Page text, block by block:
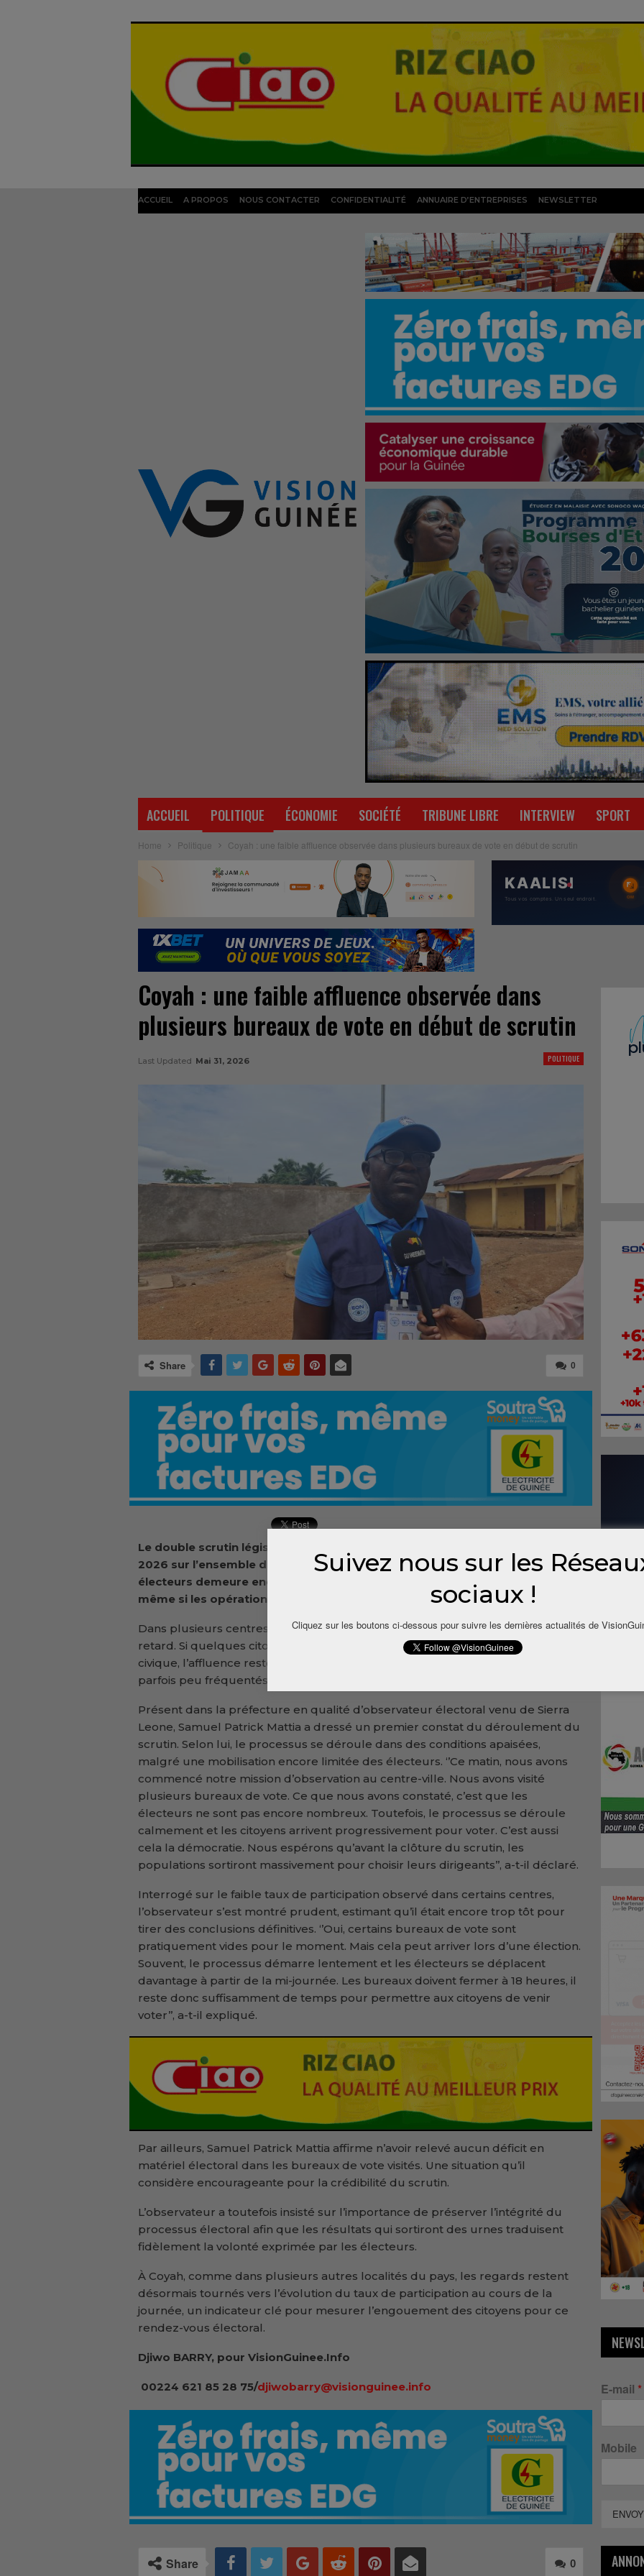
ACCUEIL A PROPOS NOUS CONTACTER CONFIDENTIALITÉ ANNUAIRE D’ENTREPRISES NEWSLETTER
ACCUEIL POLITIQUE ÉCONOMIE SOCIÉTÉ TRIBUNE LIBRE INTERVIEW SPORT
Home Politique Coyah : une faible affluence observée dans plusieurs bureaux de vote en début de scrutin
Coyah : une faible affluence observée dans
plusieurs bureaux de vote en début de scrutin
POLITIQUE
Last Updated Mai 31, 2026
0
Share
Le double scrutin législatif et communal a démarré ce dimanche 31 mai
2026 sur l’ensemble du territoire national. À Coyah, la participation des
électeurs demeure encore timide en cette première partie de journée,
même si les opérations de vote se déroulent globalement dans le calme.
Dans plusieurs centres visités, les bureaux de vote ont ouvert avec un léger
retard. Si quelques citoyens se sont déjà présentés pour accomplir leur devoir
civique, l’affluence reste faible par endroits, laissant apparaître des bureaux
parfois peu fréquentés.
Présent dans la préfecture en qualité d’observateur électoral venu de Sierra
Leone, Samuel Patrick Mattia a dressé un premier constat du déroulement du
scrutin. Selon lui, le processus se déroule dans des conditions apaisées,
malgré une mobilisation encore limitée des électeurs. ‘’Ce matin, nous avons
commencé notre mission d’observation au centre-ville. Nous avons visité
plusieurs bureaux de vote. Ce que nous avons constaté, c’est que les
électeurs ne sont pas encore nombreux. Toutefois, le processus se déroule
calmement et les citoyens arrivent progressivement pour voter. C’est aussi
cela la démocratie. Nous espérons qu’avant la clôture du scrutin, les
populations sortiront massivement pour choisir leurs dirigeants’’, a-t-il déclaré.
Interrogé sur le faible taux de participation observé dans certains centres,
l’observateur s’est montré prudent, estimant qu’il était encore trop tôt pour
tirer des conclusions définitives. ‘’Oui, certains bureaux de vote sont
pratiquement vides pour le moment. Mais cela peut arriver lors d’une élection.
Souvent, le processus démarre lentement et les électeurs se déplacent
davantage à partir de la mi-journée. Les bureaux doivent fermer à 18 heures, il
reste donc suffisamment de temps pour permettre aux citoyens de venir
voter’’, a-t-il expliqué.
Par ailleurs, Samuel Patrick Mattia affirme n’avoir relevé aucun déficit en
matériel électoral dans les bureaux de vote visités. Une situation qu’il
considère encourageante pour la crédibilité du scrutin.
L’observateur a toutefois insisté sur l’importance de préserver l’intégrité du
processus électoral afin que les résultats qui sortiront des urnes traduisent
fidèlement la volonté exprimée par les électeurs.
À Coyah, comme dans plusieurs autres localités du pays, les regards restent
désormais tournés vers l’évolution du taux de participation au cours de la
journée, un indicateur clé pour mesurer l’engouement des citoyens pour ce
rendez-vous électoral.
Djiwo BARRY, pour VisionGuinee.Info
00224 621 85 28 75/djiwobarry@visionguinee.info
0
Share
E-mail *
Mobile
Suivez nous sur les
sociaux !
Cliquez sur les boutons ci-dessous pour suivre les dernières actualités de